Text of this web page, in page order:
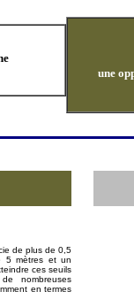
une
de plus de 0,5
5 mètres et un
ces seuils
nombreuses
en termes